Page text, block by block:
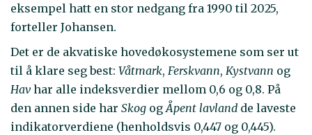
eksempel hatt en stor nedgang fra 1990 til 2025,
forteller Johansen.
Det er de akvatiske hovedøkosystemene som ser ut
til å klare seg best: Våtmark, Ferskvann, Kystvann og
Hav har alle indeksverdier mellom 0,6 og 0,8. På
den annen side har Skog ogÅpent lavland de laveste
indikatorverdiene (henholdsvis 0,447 og 0,445).